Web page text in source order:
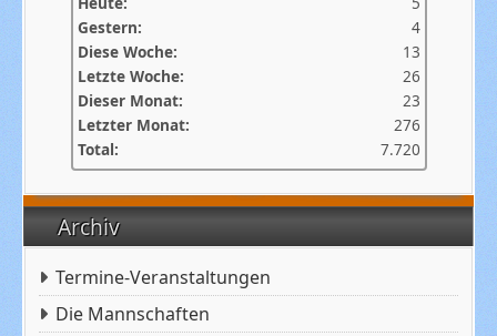
Gestern:
4
Diese Woche:
13
Letzte Woche:
26
Dieser Monat:
23
Letzter Monat:
276
Total:
7.720
Archiv
Termine-Veranstaltungen
Die Mannschaften